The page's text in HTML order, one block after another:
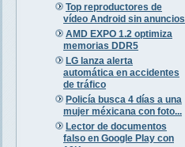
Top reproductores de
vídeo Android sin anuncios
AMD EXPO 1.2 optimiza
memorias DDR5
LG lanza alerta
automática en accidentes
de tráfico
Policía busca 4 días a una
mujer méxicana con foto...
Lector de documentos
falso en Google Play con